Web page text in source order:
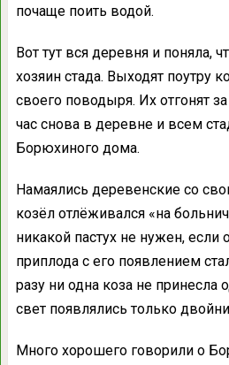
почаще поить водой.
Вот тут вся деревня и поняла,
хозяин стада. Выходят поутру
своего поводыря. Их отгонят
час снова в деревне и всем
Борюхиного дома.
Намаялись деревенские со
козёл отлёживался «на
никакой пастух не нужен, если
приплода с его появлением
разу ни одна коза не принесла
свет появлялись только
Много хорошего говорили о